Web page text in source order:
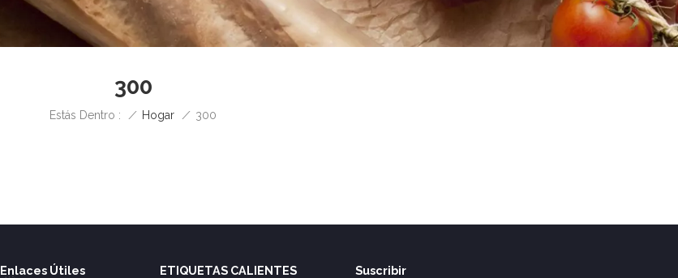
300
Estás Dentro : / Hogar / 300
Enlaces Útiles ETIQUETAS CALIENTES Suscribir